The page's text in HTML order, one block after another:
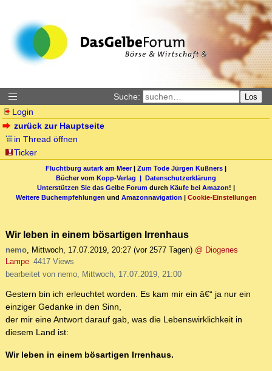
Suche: Los
Login
zurück zur Hauptseite
in Thread öffnen
Ticker
Fluchtburg autark am Meer| Zum Tode Jürgen Küßners |
Bücher vom Kopp-Verlag | Datenschutzerklärung
Unterstützen Sie das Gelbe Forum durch Käufe bei Amazon! |
Weitere Buchempfehlungen und Amazonnavigation | Cookie-Einstellungen
Wir leben in einem bösartigen Irrenhaus
nemo, Mittwoch, 17.07.2019, 20:27 (vor 2577 Tagen) @ Diogenes
Lampe 4417 Views
bearbeitet von nemo, Mittwoch, 17.07.2019, 21:00
Gestern bin ich erleuchtet worden. Es kam mir ein â€“ ja nur ein
einziger Gedanke in den Sinn,
der mir eine Antwort darauf gab, was die Lebenswirklichkeit in
diesem Land ist:
Wir leben in einem bösartigen Irrenhaus.